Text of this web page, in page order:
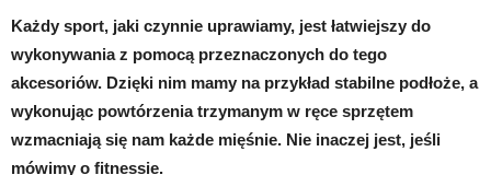
Każdy sport, jaki czynnie uprawiamy, jest łatwiejszy do
wykonywania z pomocą przeznaczonych do tego
akcesoriów. Dzięki nim mamy na przykład stabilne podłoże, a
wykonując powtórzenia trzymanym w ręce sprzętem
wzmacniają się nam każde mięśnie. Nie inaczej jest, jeśli
mówimy o fitnessie.